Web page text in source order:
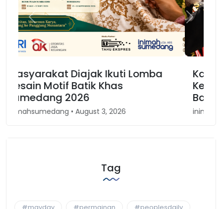
Karnaval Binokasih, Merajut
Kembali Spirit Kesundaan di Jawa
Barat
inimahsumedang • April 30, 2026
Previous Next
Tag